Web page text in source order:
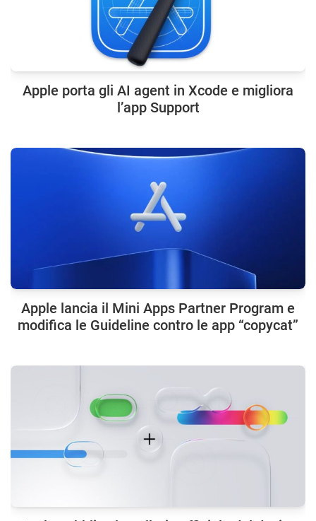
Apple porta gli AI agent in Xcode e migliora
l’app Support
Apple lancia il Mini Apps Partner Program e
modifica le Guideline contro le app “copycat”